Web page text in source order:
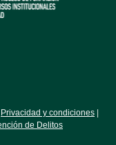
Privacidad y condiciones
de Delitos